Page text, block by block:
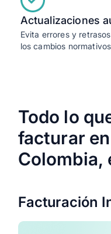
Actualizaciones
Evita errores y
los cambios
Todo lo
facturar en
Colombia,
Facturación